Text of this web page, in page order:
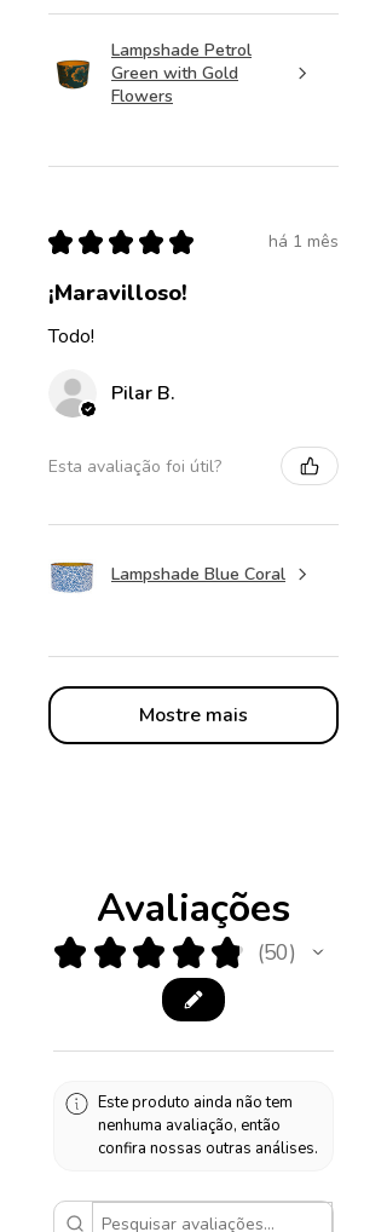
Lampshade Petrol
Green with Gold
Flowers
★ ★ ★ ★ ★ há 1 mês
¡Maravilloso!
Todo!
Pilar B.
Esta avaliação foi útil?
Lampshade Blue Coral
Mostre mais
Avaliações
★ ★ ★ ★ ★ 50
50
Este produto ainda não tem
nenhuma avaliação, então
confira nossas outras análises.